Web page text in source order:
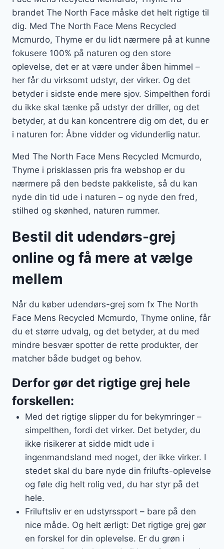
brandet The North Face måske det helt rigtige til
dig. Med The North Face Mens Recycled
Mcmurdo, Thyme er du lidt nærmere på at kunne
fokusere 100% på naturen og den store
oplevelse, det er at være under åben himmel –
her får du virksomt udstyr, der virker. Og det
betyder i sidste ende mere sjov. Simpelthen fordi
du ikke skal tænke på udstyr der driller, og det
betyder, at du kan koncentrere dig om det, du er
i naturen for: Åbne vidder og vidunderlig natur.
Med The North Face Mens Recycled Mcmurdo,
Thyme i prisklassen pris fra webshop er du
nærmere på den bedste pakkeliste, så du kan
nyde din tid ude i naturen – og nyde den fred,
stilhed og skønhed, naturen rummer.
Bestil dit udendørs-grej
online og få mere at vælge
mellem
Når du køber udendørs-grej som fx The North
Face Mens Recycled Mcmurdo, Thyme online, får
du et større udvalg, og det betyder, at du med
mindre besvær spotter de rette produkter, der
matcher både budget og behov.
Derfor gør det rigtige grej hele
forskellen:
Med det rigtige slipper du for bekymringer –
simpelthen, fordi det virker. Det betyder, du
ikke risikerer at sidde midt ude i
ingenmandsland med noget, der ikke virker. I
stedet skal du bare nyde din frilufts-oplevelse
og føle dig helt rolig ved, du har styr på det
hele.
Friluftsliv er en udstyrssport – bare på den
nice måde. Og helt ærligt: Det rigtige grej gør
en forskel for din oplevelse. Er du grøn i